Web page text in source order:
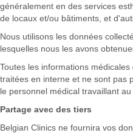
généralement en des services
de locaux et/ou bâtiments, et
Nous utilisons les données
lesquelles nous les avons
Toutes les informations
traitées en interne et ne sont pas
le personnel médical travaillant
Partage avec des tiers
Belgian Clinics ne fournira vos